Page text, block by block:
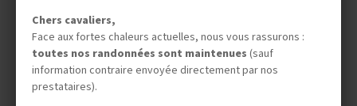
3 jours (2.5 à cheval)
Chers cavaliers,
Face aux fortes chaleurs actuelles, nous vous rassurons :
toutes nos randonnées sont maintenues (sauf
information contraire envoyée directement par nos
prestataires).